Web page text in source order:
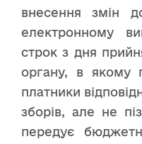
внесення змін
електронному
строк з дня
органу, в якому
платники
зборів, але не
передує